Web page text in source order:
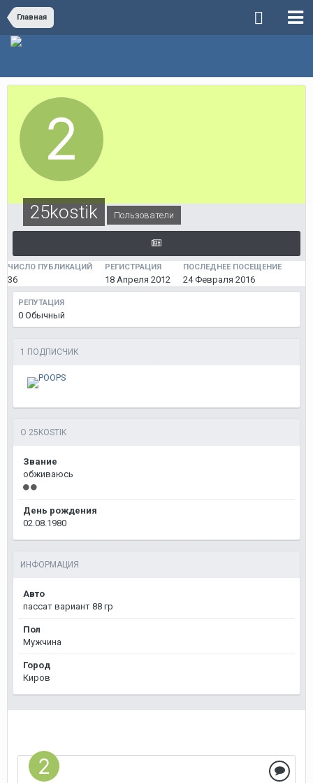
Главная
25kostik Пользователи
ЧИСЛО ПУБЛИКАЦИЙ
36
РЕГИСТРАЦИЯ
18 Апреля 2012
ПОСЛЕДНЕЕ ПОСЕЩЕНИЕ
24 Февраля 2016
РЕПУТАЦИЯ
0 Обычный
1 ПОДПИСЧИК
О 25KOSTIK
Звание
обживаюсь
День рождения
02.08.1980
ИНФОРМАЦИЯ
Авто
пассат вариант 88 гр
Пол
Мужчина
Город
Киров